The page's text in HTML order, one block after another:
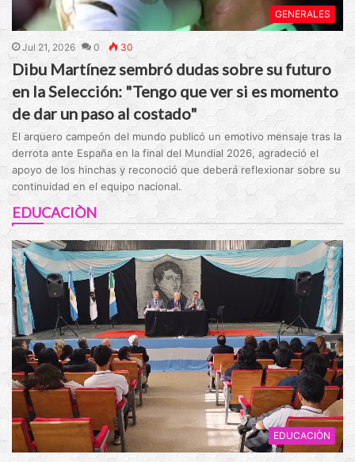
GENERALES
Jul 21, 2026 0 30
Dibu Martínez sembró dudas sobre su futuro
en la Selección: "Tengo que ver si es momento
de dar un paso al costado"
El arquero campeón del mundo publicó un emotivo mensaje tras la
derrota ante España en la final del Mundial 2026, agradeció el
apoyo de los hinchas y reconoció que deberá reflexionar sobre su
continuidad en el equipo nacional.
EDUCACIÒN
EDUCACIÒN